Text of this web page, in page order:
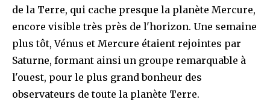
de la Terre, qui cache presque la planète Mercure,
encore visible très près de l'horizon. Une semaine
plus tôt, Vénus et Mercure étaient rejointes par
Saturne, formant ainsi un groupe remarquable à
l'ouest, pour le plus grand bonheur des
observateurs de toute la planète Terre.